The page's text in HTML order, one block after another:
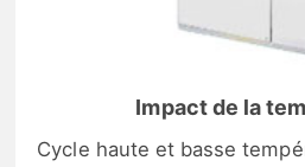
Impact de la
Cycle haute et basse